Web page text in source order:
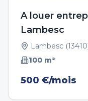
A louer
Lambesc
Lambesc (13410
100 m²
500 €/mois